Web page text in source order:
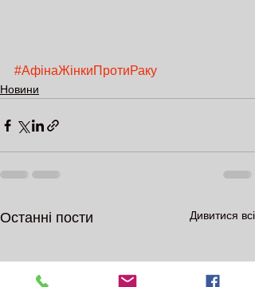
#АфінаЖінкиПротиРаку
Новини
Останні пости Дивитися всі